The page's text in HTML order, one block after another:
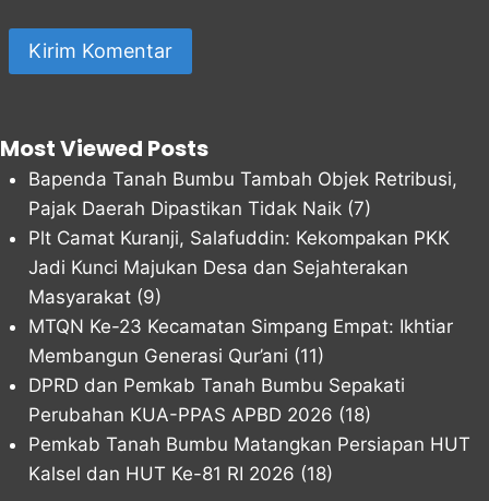
Most Viewed Posts
Bapenda Tanah Bumbu Tambah Objek Retribusi,
Pajak Daerah Dipastikan Tidak Naik (7)
Plt Camat Kuranji, Salafuddin: Kekompakan PKK
Jadi Kunci Majukan Desa dan Sejahterakan
Masyarakat (9)
MTQN Ke-23 Kecamatan Simpang Empat: Ikhtiar
Membangun Generasi Qur’ani (11)
DPRD dan Pemkab Tanah Bumbu Sepakati
Perubahan KUA-PPAS APBD 2026 (18)
Pemkab Tanah Bumbu Matangkan Persiapan HUT
Kalsel dan HUT Ke-81 RI 2026 (18)